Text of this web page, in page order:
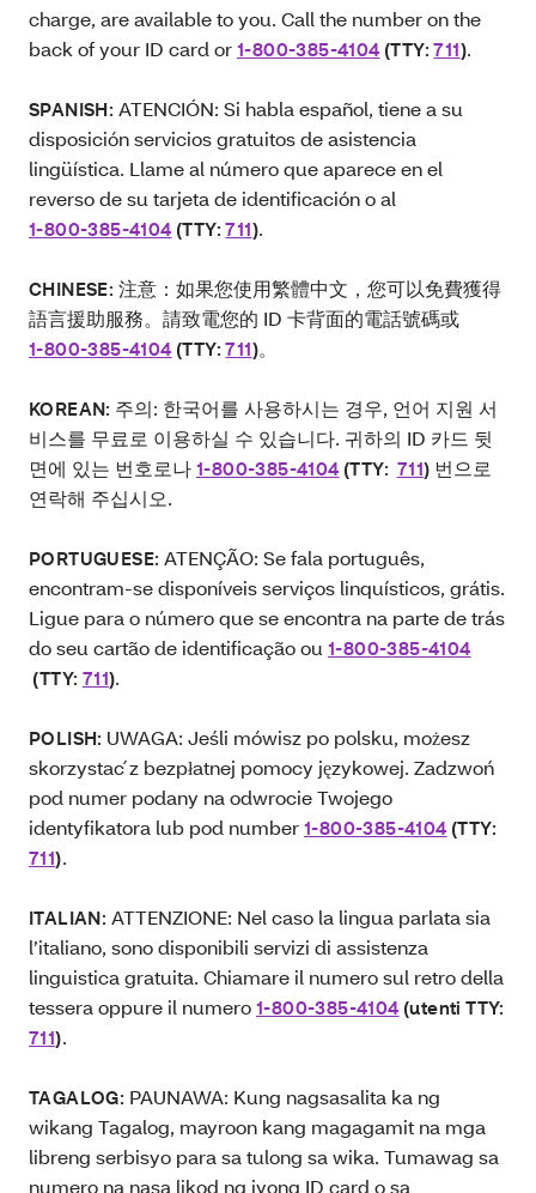
charge, are available to you. Call the number on the
back of your ID card or 1-800-385-4104 (TTY:711).
SPANISH: ATENCIÓN: Si habla español, tiene a su
disposición servicios gratuitos de asistencia
lingüística. Llame al número que aparece en el
reverso de su tarjeta de identificación o al
1-800-385-4104 (TTY:711).
CHINESE: 注意：如果您使用繁體中文，您可以免費獲得
語言援助服務。請致電您的 ID 卡背面的電話號碼或
1-800-385-4104 (TTY:711)。
KOREAN: 주의: 한국어를 사용하시는 경우, 언어 지원 서
비스를 무료로 이용하실 수 있습니다. 귀하의 ID 카드 뒷
면에 있는 번호로나 1-800-385-4104 (TTY: 711) 번으로
연락해 주십시오.
PORTUGUESE: ATENÇÃO: Se fala português,
encontram-se disponíveis serviços linquísticos, grátis.
Ligue para o número que se encontra na parte de trás
do seu cartão de identificação ou 1-800-385-4104
(TTY: 711).
POLISH: UWAGA: Jeśli mówisz po polsku, możesz
skorzystać z bezpłatnej pomocy językowej. Zadzwoń
pod numer podany na odwrocie Twojego
identyfikatora lub pod number 1-800-385-4104 (TTY:
711).
ITALIAN: ATTENZIONE: Nel caso la lingua parlata sia
l’italiano, sono disponibili servizi di assistenza
linguistica gratuita. Chiamare il numero sul retro della
tessera oppure il numero 1-800-385-4104 (utenti TTY:
711).
TAGALOG: PAUNAWA: Kung nagsasalita ka ng
wikang Tagalog, mayroon kang magagamit na mga
libreng serbisyo para sa tulong sa wika. Tumawag sa
numero na nasa likod ng iyong ID card o sa